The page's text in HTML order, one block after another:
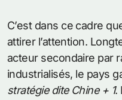
C’est dans ce cadre
attirer l’attention.
acteur secondaire par
industrialisés, le pays
stratégie dite Chine + 1.